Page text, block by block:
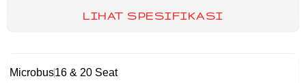
LIHAT SPESIFIKASI
Microbus16 & 20 Seat